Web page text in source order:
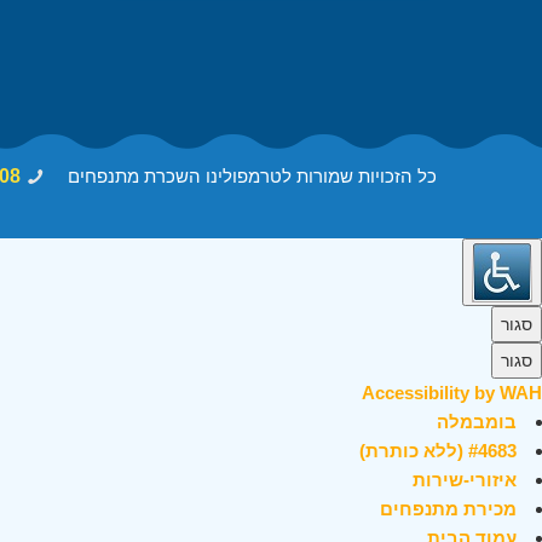
כל הזכויות שמורות לטרמפולינו השכרת מתנפחים
סגור
סגור
Accessibility by WAH
בומבמלה
#4683 (ללא כותרת)
איזורי-שירות
מכירת מתנפחים
עמוד הבית